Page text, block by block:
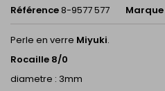
Référence8-9577 577 Marque
Perle en verre Miyuki.
Rocaille 8/0
diametre : 3mm